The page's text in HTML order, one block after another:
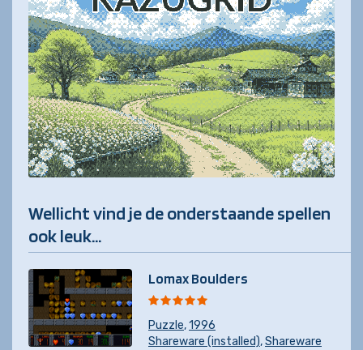
Wellicht vind je de onderstaande spellen
ook leuk...
Lomax Boulders
Puzzle,1996
Shareware (installed),Shareware